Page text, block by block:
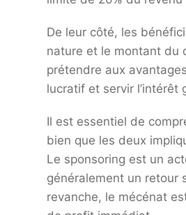
De leur côté, les
nature et le montant du
prétendre aux
lucratif et servir l’intérêt
Il est essentiel de
bien que les deux
Le sponsoring est un
généralement un retour
revanche, le mécénat